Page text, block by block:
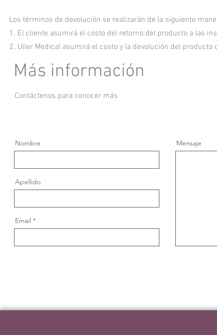
Más información
Contáctenos para conocer más
Nombre
Apellido
Email
Mensaje
Los términos de devolución se realizarán de la siguiente
1. El cliente asumirá el costo del retorno del producto a las
2. Uller Medical asumirá el costo y la devolución del